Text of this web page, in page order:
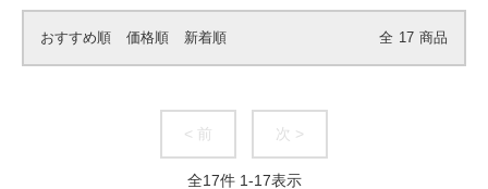
おすすめ順 価格順 新着順 全 17 商品
< 前 次 >
全17件 1-17表示